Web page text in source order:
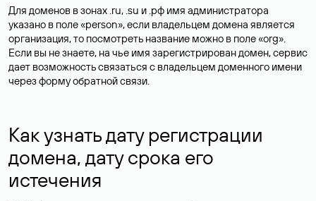
Для доменов в зонах .ru, .su и .рф имя администратора
указано в поле «person», если владельцем домена является
организация, то посмотреть название можно в поле «org».
Если вы не знаете, на чье имя зарегистрирован домен, сервис
дает возможность связаться с владельцем доменного имени
через форму обратной связи.
Как узнать дату регистрации
домена, дату срока его
истечения